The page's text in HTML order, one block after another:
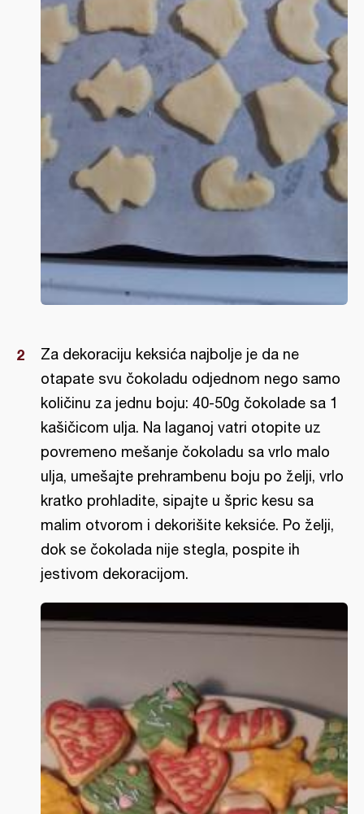
Za dekoraciju keksića najbolje je da ne
otapate svu čokoladu odjednom nego samo
količinu za jednu boju: 40-50g čokolade sa 1
kašičicom ulja. Na laganoj vatri otopite uz
povremeno mešanje čokoladu sa vrlo malo
ulja, umešajte prehrambenu boju po želji, vrlo
kratko prohladite, sipajte u špric kesu sa
malim otvorom i dekorišite keksiće. Po želji,
dok se čokolada nije stegla, pospite ih
jestivom dekoracijom.